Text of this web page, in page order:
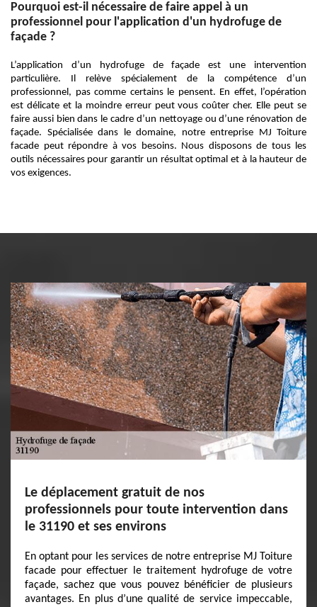
Pourquoi est-il nécessaire de faire appel à un
professionnel pour l'application d'un hydrofuge de
façade ?
L’application d’un hydrofuge de façade est une intervention
particulière. Il relève spécialement de la compétence d’un
professionnel, pas comme certains le pensent. En effet, l’opération
est délicate et la moindre erreur peut vous coûter cher. Elle peut se
faire aussi bien dans le cadre d’un nettoyage ou d’une rénovation de
façade. Spécialisée dans le domaine, notre entreprise MJ Toiture
facade peut répondre à vos besoins. Nous disposons de tous les
outils nécessaires pour garantir un résultat optimal et à la hauteur de
vos exigences.
Le déplacement gratuit de nos
professionnels pour toute intervention dans
le 31190 et ses environs
En optant pour les services de notre entreprise MJ Toiture
facade pour effectuer le traitement hydrofuge de votre
façade, sachez que vous pouvez bénéficier de plusieurs
avantages. En plus d’une qualité de service impeccable,